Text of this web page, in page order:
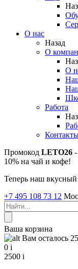
О нас
Назад
O
О
Работа
Промокод LETO26
10% на чай и кофе!
Теперь наш вкусный
+7 495 108 73 12
Ваша корзина
Вам осталось
0 i
2500 i